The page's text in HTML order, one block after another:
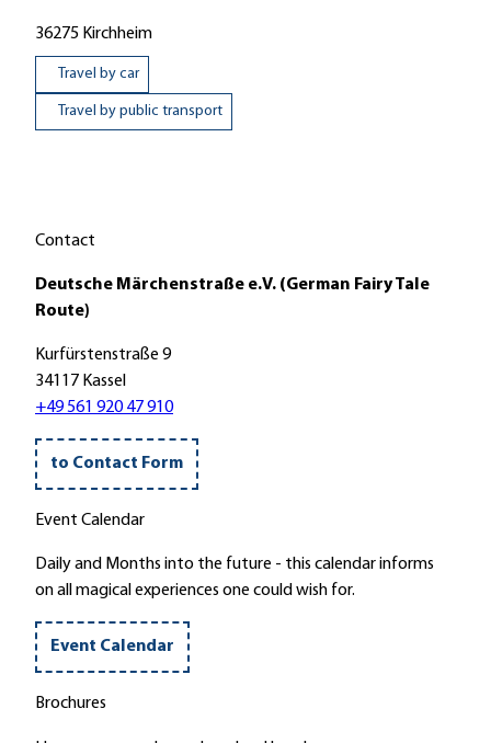
36275 Kirchheim
Travel by car
Travel by public transport
Contact
Deutsche Märchenstraße e.V. (German Fairy Tale
Route)
Kurfürstenstraße 9
34117 Kassel
+49 561 920 47 910
to Contact Form
Event Calendar
Daily and Months into the future - this calendar informs
on all magical experiences one could wish for.
Event Calendar
Brochures